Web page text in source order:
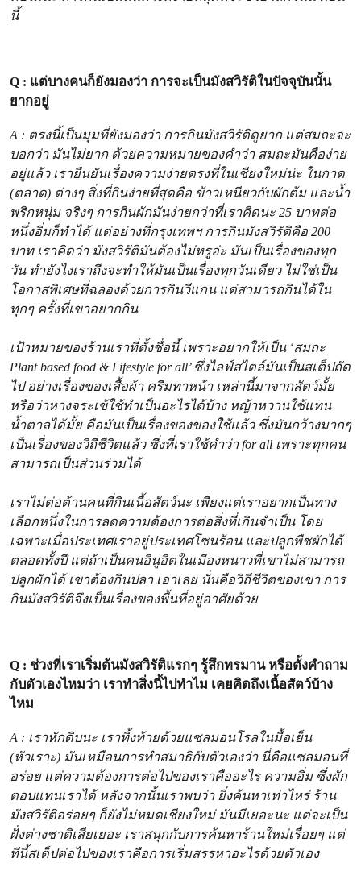
นี้
Q : แต่บางคนก็ยังมองว่า การจะเป็นมังสวิรัติในปัจจุบันนั้น
ยากอยู่
A : ตรงนี้เป็นมุมที่ยังมองว่า การกินมังสวิรัติดูยาก แต่สมถะจะ
บอกว่า มันไม่ยาก ด้วยความหมายของคำว่า สมถะมันคือง่าย
อยู่แล้ว เรายืนยันเรื่องความง่ายตรงที่ในเชียงใหม่น่ะ ในกาด
(ตลาด) ต่างๆ สิ่งที่กินง่ายที่สุดคือ ข้าวเหนียวกับผักต้ม และน้ำ
พริกหนุ่ม จริงๆ การกินผักมันง่ายกว่าที่เราคิดนะ 25 บาทต่อ
หนึ่งอิ่มก็ทำได้ แต่อย่างที่กรุงเทพฯ การกินมังสวิรัติคือ 200
บาท เราคิดว่า มังสวิรัติมันต้องไม่หรูอ่ะ มันเป็นเรื่องของทุก
วัน ทำยังไงเราถึงจะทำให้มันเป็นเรื่องทุกวันเดียว ไม่ใช่เป็น
โอกาสพิเศษที่ฉลองด้วยการกินวีแกน แต่สามารถกินได้ใน
ทุกๆ ครั้งที่เขาอยากกิน
เป้าหมายของร้านเราที่ตั้งชื่อนี้ เพราะอยากให้เป็น ‘สมถะ
Plant based food & Lifestyle for all’ ซึ่งไลฟ์สไตล์มันเป็นสเต็ปถัด
ไป อย่างเรื่องของเสื้อผ้า ครีมทาหน้า เหล่านี้มาจากสัตว์มั้ย
หรือว่าหางจระเข้ใช้ทำเป็นอะไรได้บ้าง หญ้าหวานใช้แทน
น้ำตาลได้มั้ย คือมันเป็นเรื่องของของใช้แล้ว ซึ่งมันกว้างมากๆ
เป็นเรื่องของวิถีชีวิตแล้ว ซึ่งที่เราใช้คำว่า for all เพราะทุกคน
สามารถเป็นส่วนร่วมได้
เราไม่ต่อต้านคนที่กินเนื้อสัตว์นะ เพียงแต่เราอยากเป็นทาง
เลือกหนึ่งในการลดความต้องการต่อสิ่งที่เกินจำเป็น โดย
เฉพาะเมื่อประเทศเราอยู่ประเทศโซนร้อน และปลูกพืชผักได้
ตลอดทั้งปี แต่ถ้าเป็นคนอินูอิตในเมืองหนาวที่เขาไม่สามารถ
ปลูกผักได้ เขาต้องกินปลา เอาเลย นั่นคือวิถีชีวิตของเขา การ
กินมังสวิรัติจึงเป็นเรื่องของพื้นที่อยู่อาศัยด้วย
Q : ช่วงที่เราเริ่มต้นมังสวิรัติแรกๆ รู้สึกทรมาน หรือตั้งคำถาม
กับตัวเองไหมว่า เราทำสิ่งนี้ไปทำไม เคยคิดถึงเนื้อสัตว์บ้าง
ไหม
A : เราหักดิบนะ เราทิ้งท้ายด้วยแซลมอนโรลในมื้อเย็น
(หัวเราะ) มันเหมือนการทำสมาธิกับตัวเองว่า นี่คือแซลมอนที่
อร่อย แต่ความต้องการต่อไปของเราคืออะไร ความอิ่ม ซึ่งผัก
ตอบแทนเราได้ หลังจากนั้นเราพบว่า ยิ่งค้นหาเท่าไหร่ ร้าน
มังสวิรัติอร่อยๆ ก็ยังไม่หมดเชียงใหม่ มันมีเยอะนะ แต่จะเป็น
ฝั่งต่างชาติเสียเยอะ เราสนุกกับการค้นหาร้านใหม่เรื่อยๆ แต่
ทีนี้สเต็ปต่อไปของเราคือการเริ่มสรรหาอะไรด้วยตัวเอง